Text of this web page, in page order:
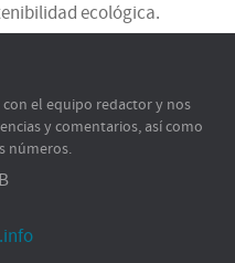
ecológica.
el equipo redactor y nos
y comentarios, así como
números.